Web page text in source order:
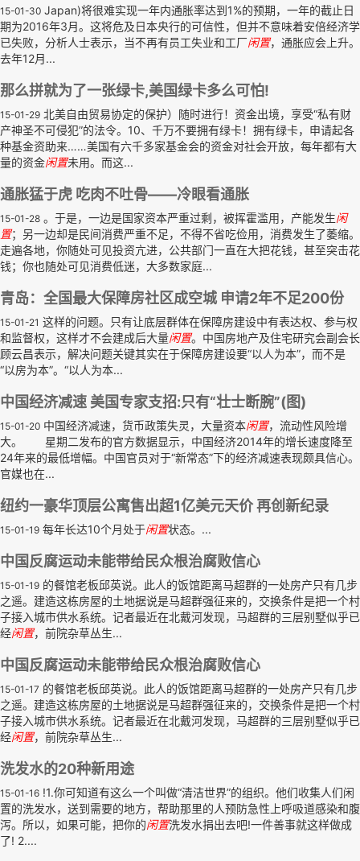
15-01-30 Japan)将很难实现一年内通胀率达到1%的预期，一年的截止日
期为2016年3月。这将危及日本央行的可信性，但并不意味着安倍经济学
已失败，分析人士表示，当不再有员工失业和工厂闲置，通胀应会上升。
去年12月...
那么拼就为了一张绿卡,美国绿卡多么可怕!
15-01-29 北美自由贸易协定的保护）随时进行！资金出境，享受“私有财
产神圣不可侵犯”的法令。10、千万不要拥有绿卡！拥有绿卡，申请起各
种基金资助来……美国有六千多家基金会的资金对社会开放，每年都有大
量的资金闲置未用。而这...
通胀猛于虎 吃肉不吐骨——冷眼看通胀
15-01-28 。于是，一边是国家资本严重过剩，被挥霍滥用，产能发生闲
置；另一边却是民间消费严重不足，不得不省吃俭用，消费发生了萎缩。
走遍各地，你随处可见投资亢进，公共部门一直在大把花钱，甚至突击花
钱；你也随处可见消费低迷，大多数家庭...
青岛：全国最大保障房社区成空城 申请2年不足200份
15-01-21 这样的问题。只有让底层群体在保障房建设中有表达权、参与权
和监督权，这样才不会建成后大量闲置。中国房地产及住宅研究会副会长
顾云昌表示，解决问题关键其实在于保障房建设要“以人为本”，而不是
“以房为本”。“以人为本...
中国经济减速 美国专家支招:只有“壮士断腕”(图)
15-01-20 中国经济减速，货币政策失灵，大量资本闲置，流动性风险增
大。 星期二发布的官方数据显示，中国经济2014年的增长速度降至
24年来的最低增幅。中国官员对于“新常态”下的经济减速表现颇具信心。
官媒也在...
纽约一豪华顶层公寓售出超1亿美元天价 再创新纪录
15-01-19 每年长达10个月处于闲置状态。...
中国反腐运动未能带给民众根治腐败信心
15-01-19 的餐馆老板邱英说。此人的饭馆距离马超群的一处房产只有几步
之遥。建造这栋房屋的土地据说是马超群强征来的，交换条件是把一个村
子接入城市供水系统。记者最近在北戴河发现，马超群的三层别墅似乎已
经闲置，前院杂草丛生...
中国反腐运动未能带给民众根治腐败信心
15-01-17 的餐馆老板邱英说。此人的饭馆距离马超群的一处房产只有几步
之遥。建造这栋房屋的土地据说是马超群强征来的，交换条件是把一个村
子接入城市供水系统。记者最近在北戴河发现，马超群的三层别墅似乎已
经闲置，前院杂草丛生...
洗发水的20种新用途
15-01-16 !1.你可知道有这么一个叫做“清洁世界”的组织。他们收集人们闲
置的洗发水，送到需要的地方，帮助那里的人预防急性上呼吸道感染和腹
泻。所以，如果可能，把你的闲置洗发水捐出去吧!一件善事就这样做成
了! 2....